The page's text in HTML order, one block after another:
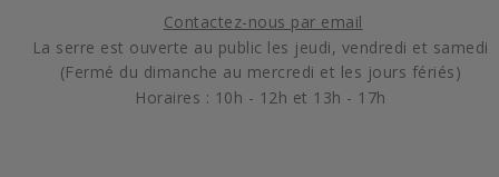
Contactez-nous par email
La serre est ouverte au public les jeudi, vendredi et samedi
(Fermé du dimanche au mercredi et les jours fériés)
Horaires : 10h - 12h et 13h - 17h